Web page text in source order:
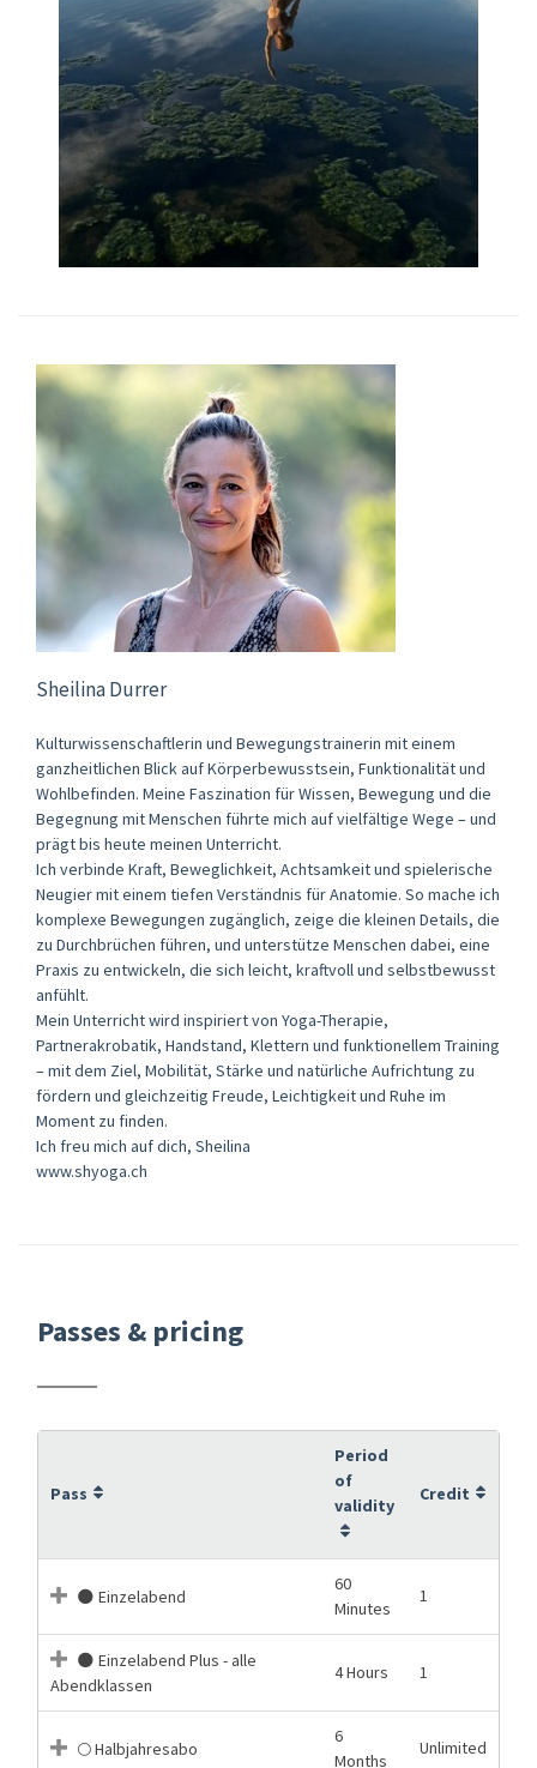
Sheilina Durrer
Kulturwissenschaftlerin und Bewegungstrainerin mit einem
ganzheitlichen Blick auf Körperbewusstsein, Funktionalität und
Wohlbefinden. Meine Faszination für Wissen, Bewegung und die
Begegnung mit Menschen führte mich auf vielfältige Wege – und
prägt bis heute meinen Unterricht.
Ich verbinde Kraft, Beweglichkeit, Achtsamkeit und spielerische
Neugier mit einem tiefen Verständnis für Anatomie. So mache ich
komplexe Bewegungen zugänglich, zeige die kleinen Details, die
zu Durchbrüchen führen, und unterstütze Menschen dabei, eine
Praxis zu entwickeln, die sich leicht, kraftvoll und selbstbewusst
anfühlt.
Mein Unterricht wird inspiriert von Yoga-Therapie,
Partnerakrobatik, Handstand, Klettern und funktionellem Training
– mit dem Ziel, Mobilität, Stärke und natürliche Aufrichtung zu
fördern und gleichzeitig Freude, Leichtigkeit und Ruhe im
Moment zu finden.
Ich freu mich auf dich, Sheilina
www.shyoga.ch
Passes & pricing
Pass
Period
of
validity
Credit
🌑 Einzelabend
60
Minutes
1
🌑 Einzelabend Plus - alle
Abendklassen
4 Hours 1
🌕 Halbjahresabo
6
Months
Unlimited